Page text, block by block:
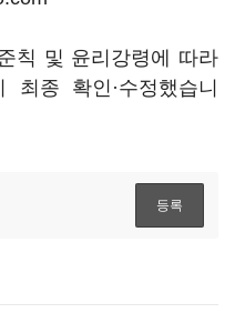
칙 및 윤리강령에 따라
최종 확인·수정했습니